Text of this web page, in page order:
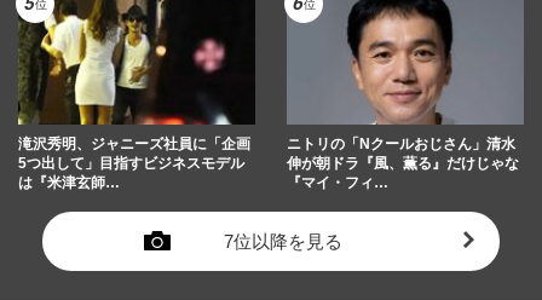
滝沢秀明、ジャニーズ社員に「企画
5つ出して」目指すビジネスモデル
は『米津玄師…
ニトリの「Nクールおじさん」清水
伸が朝ドラ『風、薫る』だけじゃな
『マイ・フィ…
7位以降を見る